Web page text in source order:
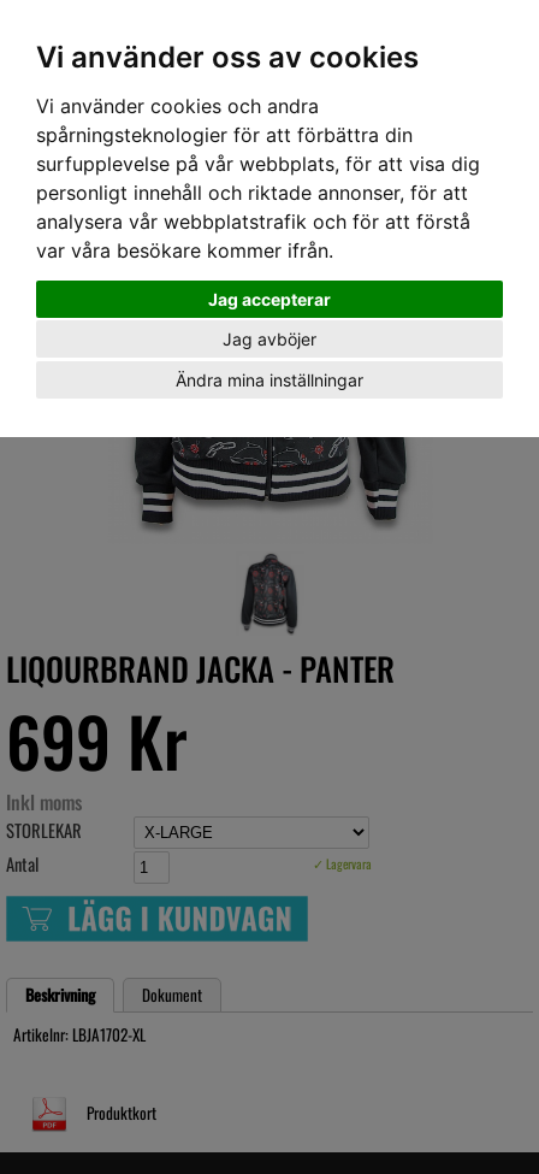
Vi använder oss av cookies
Vi använder cookies och andra
spårningsteknologier för att förbättra din
surfupplevelse på vår webbplats, för att visa dig
personligt innehåll och riktade annonser, för att
analysera vår webbplatstrafik och för att förstå
var våra besökare kommer ifrån.
Jag accepterar
Jag avböjer
Ändra mina inställningar
Hem› DAM›JACKOR & KAPPOR› LIQOURBRAND JACKA - PANTER
LIQOURBRAND JACKA - PANTER
699 Kr
Inkl moms
STORLEKAR
Antal
✓ Lagervara
Beskrivning
Dokument
Artikelnr: LBJA1702-XL
Produktkort